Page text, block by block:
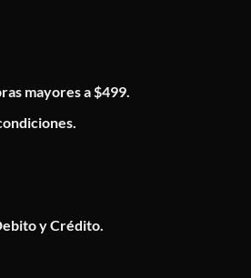
mayores a $499.
y Crédito.